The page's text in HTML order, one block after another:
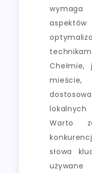
lokalnych
Warto
słowa